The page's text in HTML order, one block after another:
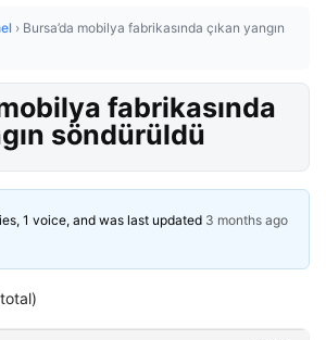
› Bursa’da mobilya fabrikasında çıkan yangın
fabrikasında
söndürüldü
1 voice, and was last updated 3 months ago